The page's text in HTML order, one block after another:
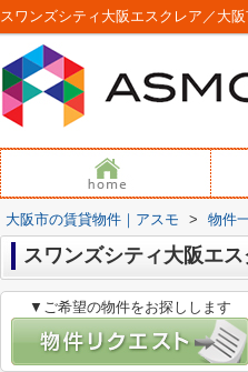
スワンズシティ大阪エスクレア／大
大阪市の賃貸物件｜アスモ > 物件
スワンズシティ大阪エ
▼ご希望の物件をお探しします